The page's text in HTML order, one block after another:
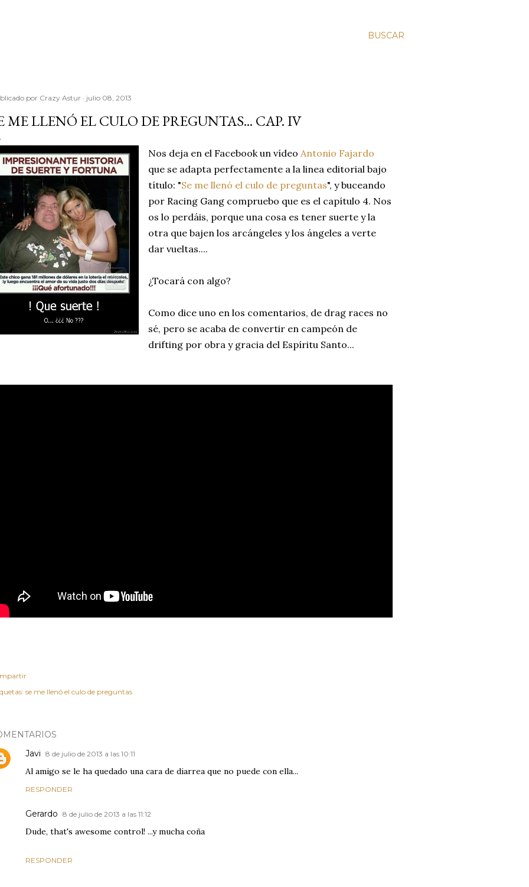
BUSCAR
por Crazy Astur julio 08, 2013
ME LLENÓ EL CULO DE PREGUNTAS... CAP. IV
Nos deja en el Facebook un vídeo Antonio Fajardo
que se adapta perfectamente a la linea editorial bajo
título: "Se me llenó el culo de preguntas", y buceando
por Racing Gang compruebo que es el capítulo 4. Nos
os lo perdáis, porque una cosa es tener suerte y la
otra que bajen los arcángeles y los ángeles a verte
dar vueltas....
¿Tocará con algo?
Como dice uno en los comentarios, de drag races no
sé, pero se acaba de convertir en campeón de
drifting por obra y gracia del Espíritu Santo...
se me llenó el culo de preguntas
Javi 8 de julio de 2013 a las 10:11
Al amigo se le ha quedado una cara de diarrea que no puede con ella...
RESPONDER
Gerardo 8 de julio de 2013 a las 11:12
Dude, that's awesome control! ...y mucha coña
RESPONDER